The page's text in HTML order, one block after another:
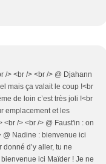
/> <br /> <br /> @ Djahann
mais ça valait le coup !<br
de loin c’est très joli !<br
emplacement et les
/> <br /> @ Faust'in : on
@ Nadine : bienvenue ici
d’y aller, tu ne
ici Maïder ! Je ne